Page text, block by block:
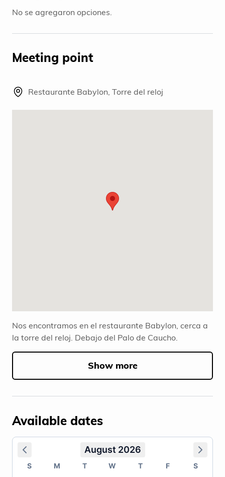
No se agregaron opciones.
Meeting point
Restaurante Babylon, Torre del reloj
Nos encontramos en el restaurante Babylon, cerca a
la torre del reloj. Debajo del Palo de Caucho.
Show more
Available dates
August 2026
S M T W T F
S